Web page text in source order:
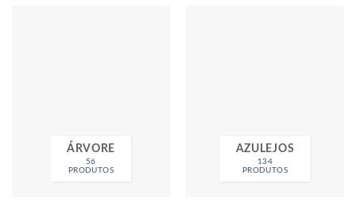
ÁRVORE
56
PRODUTOS
AZULEJOS
134
PRODUTOS